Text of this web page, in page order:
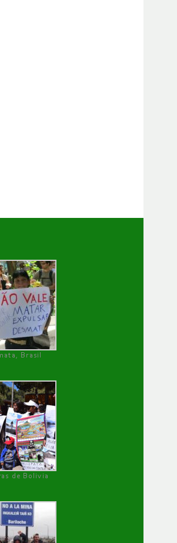
Brasil
de Bolivia